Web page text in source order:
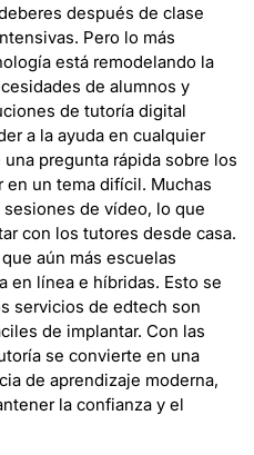
después de clase
Pero lo más
está remodelando la
de alumnos y
de tutoría digital
a la ayuda en cualquier
pregunta rápida sobre los
un tema difícil. Muchas
de vídeo, lo que
con los tutores desde casa.
aún más escuelas
en línea e híbridas. Esto se
servicios de edtech son
de implantar. Con las
se convierte en una
de aprendizaje moderna,
la confianza y el